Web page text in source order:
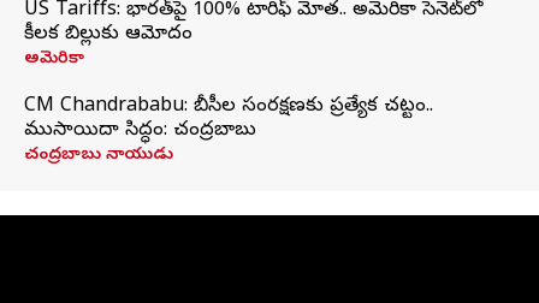
US Tariffs: భారత్‌పై 100% టారిఫ్‌ మోత.. అమెరికా సెనెట్‌లో
కీలక బిల్లుకు ఆమోదం
అమెరికా
CM Chandrababu: బీసీల సంరక్షణకు ప్రత్యేక చట్టం..
ముసాయిదా సిద్ధం: చంద్రబాబు
చంద్రబాబు నాయుడు